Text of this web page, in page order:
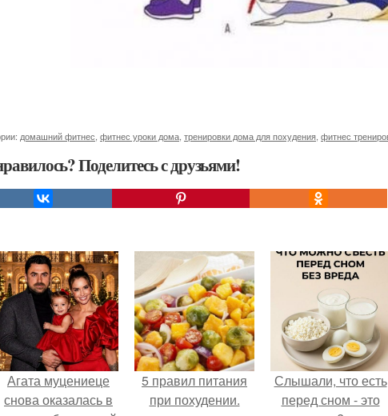
домашний фитнес фитнес уроки дома тренировки дома для похудения фитнес
Поделитесь с друзьями!
Агата муцениеце
снова оказалась в
5 правил питания
при похудении.
Слышали, что есть
перед сном - это